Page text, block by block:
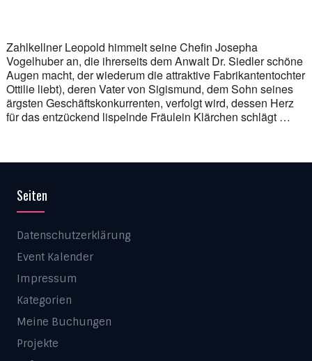
Zahlkellner Leopold himmelt seine Chefin Josepha
Vogelhuber an, die ihrerseits dem Anwalt Dr. Siedler schöne
Augen macht, der wiederum die attraktive Fabrikantentochter
Ottilie liebt), deren Vater von Sigismund, dem Sohn seines
ärgsten Geschäftskonkurrenten, verfolgt wird, dessen Herz
für das entzückend lispelnde Fräulein Klärchen schlägt …
Seiten
Datenschutzerklärung
Event Kalender
Impressum
Kategorien
Meine Buchungen
Projekte